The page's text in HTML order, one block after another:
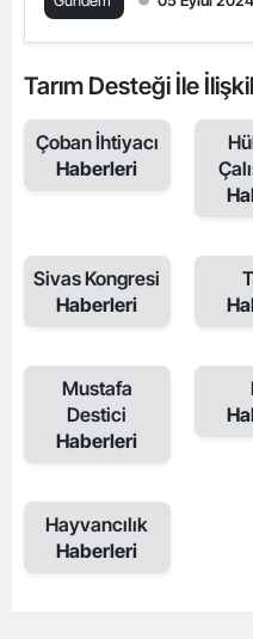
Tarım Desteği İle
Çoban İhtiyacı
Haberleri
Sivas Kongresi
Haberleri
Mustafa
Destici
Haberleri
Hayvancılık
Haberleri